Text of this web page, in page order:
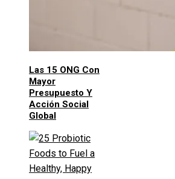
Las 15 ONG Con
Mayor
Presupuesto Y
Acción Social
Global